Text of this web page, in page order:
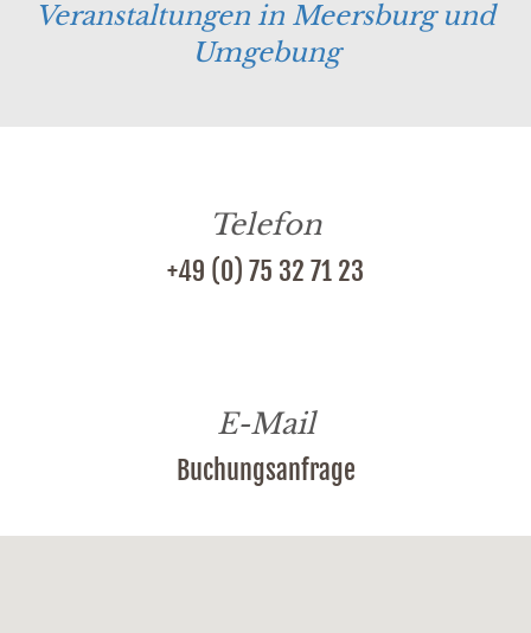
Veranstaltungen in Meersburg und
Umgebung
Telefon
+49 (0) 75 32 71 23
E-Mail
Buchungsanfrage